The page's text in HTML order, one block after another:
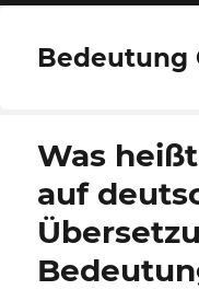
Bedeutung
Was
auf